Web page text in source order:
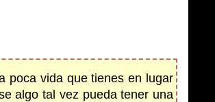
poca vida que tienes en lugar
algo tal vez pueda tener una